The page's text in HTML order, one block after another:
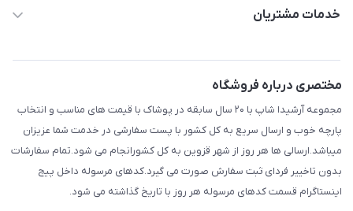
حساب کاربری
لیست محصولات
درباره ما
تماس با ما
خدمات مشتریان
مختصری درباره فروشگاه
مجموعه آرشیدا شاپ با ۲۰ سال سابقه در پوشاک با قیمت های مناسب و انتخاب
پارچه خوب و ارسال سریع به کل کشور با پست سفارشی در خدمت شما عزیزان
میباشد.ارسالی ها هر روز از شهر قزوین به کل کشورانجام می شود.تمام سفارشات
بدون تاخییر فردای ثبت سفارش صورت می گیرد.کدهای مرسوله داخل پیج
اینستاگرام قسمت کدهای مرسوله هر روز با تاریخ گذاشته می شود.